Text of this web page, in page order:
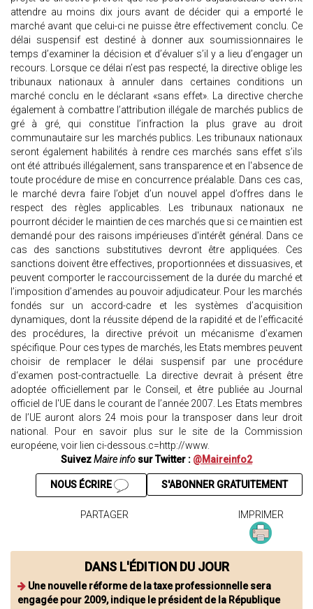
attendre au moins dix jours avant de décider qui a emporté le
marché avant que celui-ci ne puisse être effectivement conclu. Ce
délai suspensif est destiné à donner aux soumissionnaires le
temps d’examiner la décision et d’évaluer s’il y a lieu d’engager un
recours. Lorsque ce délai n’est pas respecté, la directive oblige les
tribunaux nationaux à annuler dans certaines conditions un
marché conclu en le déclarant «sans effet». La directive cherche
également à combattre l’attribution illégale de marchés publics de
gré à gré, qui constitue l’infraction la plus grave au droit
communautaire sur les marchés publics. Les tribunaux nationaux
seront également habilités à rendre ces marchés sans effet s’ils
ont été attribués illégalement, sans transparence et en l'absence de
toute procédure de mise en concurrence préalable. Dans ces cas,
le marché devra faire l’objet d’un nouvel appel d’offres dans le
respect des règles applicables. Les tribunaux nationaux ne
pourront décider le maintien de ces marchés que si ce maintien est
demandé pour des raisons impérieuses d'intérêt général. Dans ce
cas des sanctions substitutives devront être appliquées. Ces
sanctions doivent être effectives, proportionnées et dissuasives, et
peuvent comporter le raccourcissement de la durée du marché et
l’imposition d’amendes au pouvoir adjudicateur. Pour les marchés
fondés sur un accord-cadre et les systèmes d’acquisition
dynamiques, dont la réussite dépend de la rapidité et de l’efficacité
des procédures, la directive prévoit un mécanisme d’examen
spécifique. Pour ces types de marchés, les Etats membres peuvent
choisir de remplacer le délai suspensif par une procédure
d‘examen post-contractuelle. La directive devrait à présent être
adoptée officiellement par le Conseil, et être publiée au Journal
officiel de l'UE dans le courant de l’année 2007. Les Etats membres
de l’UE auront alors 24 mois pour la transposer dans leur droit
national. Pour en savoir plus sur le site de la Commission
européene, voir lien ci-dessous.c=http://www.
SuivezMaire info sur Twitter : @Maireinfo2
S'ABONNER GRATUITEMENT
NOUS ÉCRIRE
PARTAGER IMPRIMER
DANS L'ÉDITION DU JOUR
Une nouvelle réforme de la taxe professionnelle sera
engagée pour 2009, indique le président de la République